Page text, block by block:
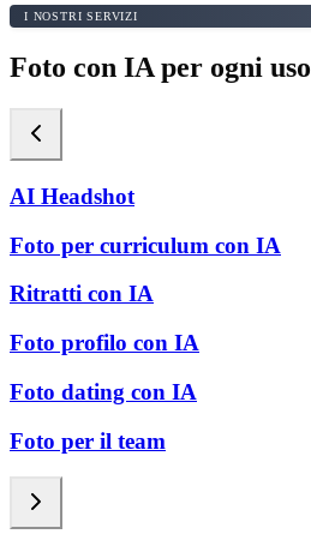
I NOSTRI SERVIZI
Foto con IA per ogni uso
AI Headshot
Foto per curriculum con IA
Ritratti con IA
Foto profilo con IA
Foto dating con IA
Foto per il team